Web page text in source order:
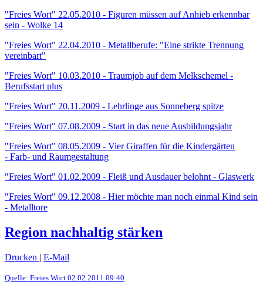
"Freies Wort" 22.05.2010 - Figuren müssen auf Anhieb erkennbar
sein - Wolke 14
"Freies Wort" 22.04.2010 - Metallberufe: "Eine strikte Trennung
vereinbart"
"Freies Wort" 10.03.2010 - Traumjob auf dem Melkschemel -
Berufsstart plus
"Freies Wort" 20.11.2009 - Lehrlinge aus Sonneberg spitze
"Freies Wort" 07.08.2009 - Start in das neue Ausbildungsjahr
"Freies Wort" 08.05.2009 - Vier Giraffen für die Kindergärten
- Farb- und Raumgestaltung
"Freies Wort" 01.02.2009 - Fleiß und Ausdauer belohnt - Glaswerk
"Freies Wort" 09.12.2008 - Hier möchte man noch einmal Kind sein
- Metalltore
Region nachhaltig stärken
Drucken | E-Mail
Quelle: Freies Wort 02.02.2011 09:40